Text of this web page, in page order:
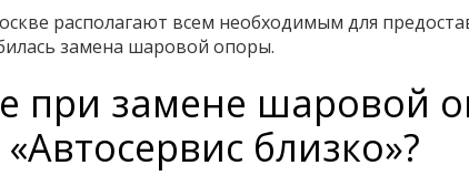
располагают всем необходимым для
замена шаровой опоры.
при замене шаровой
близко»?